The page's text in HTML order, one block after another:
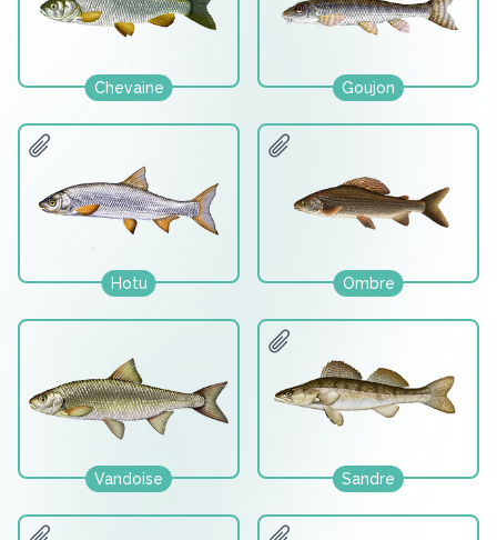
Chevaine Goujon
Hotu Ombre
Vandoise Sandre